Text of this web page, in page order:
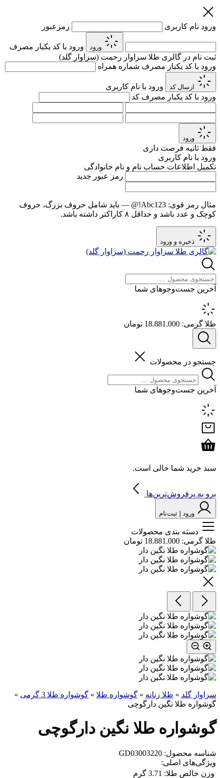
ورود نام کاربری رمزعبور
ورود
ورود با کد یکبار مصرف
ثبت نام در گالری طلا سزاوار رحمت (سزاوار گلد)
ورود با کد یکبار مصرف شماره همراه
ارسال کد
ورود با نام کاربری
ورود با کد یکبار مصرف کد
ورود
فقط ثانیه فرصت داری
ورود با نام کاربری
تکمیل اطلاعات حساب نام و نام خانوادگی
رمز عبور جدید
مثال رمز قوی: Abc123!@
— باید شامل حروف بزرگ، حروف
کوچک و عدد باشد و حداقل ۸ کاراکتر داشته باشد.
ذخیره و ورود
آخرین جست‌وجوهای شما
طلا گرمی: 18.881.000 تومان
جستجو در محصولات
آخرین جست‌وجوهای شما
سبد خرید شما خالی است.
برو به پرفروش‌ترین‌ها
ورود | ثبت‌نام
دسته بندی محصولات
طلا گرمی: 18.881.000 تومان
سزاوار گلد » طلا زنانه » گوشواره طلا » گوشواره طلا 3 گرمی
»
گوشواره طلا نگین دارگوچی
گوشواره طلا نگین دارگوچی
شناسه محصول: GD03003220
ویژگی‌های اصلی:
وزن خالص طلا: 3.71 گرم